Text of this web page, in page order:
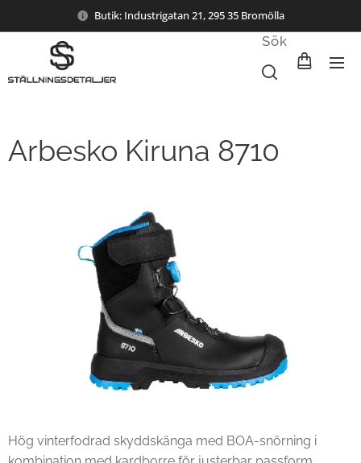
Butik: Industrigatan 21, 295 35 Bromölla
Sök
Arbesko Kiruna 8710
Hög vinterfodrad skyddskänga med BOA-snörning i